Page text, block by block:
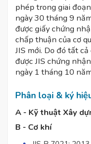
phép trong giai
ngày 30 tháng 9
được giấy chứng
chấp thuận của cơ
JIS mới. Do đó tất
được JIS chứng
ngày 1 tháng 10
Phân loại & ký
A - Kỹ thuật Xây
B - Cơ khí